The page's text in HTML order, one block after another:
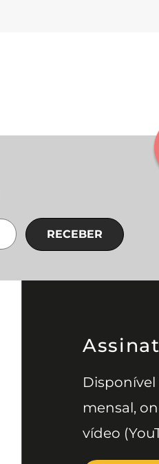
RECEBER
Disponível
mensal,
vídeo